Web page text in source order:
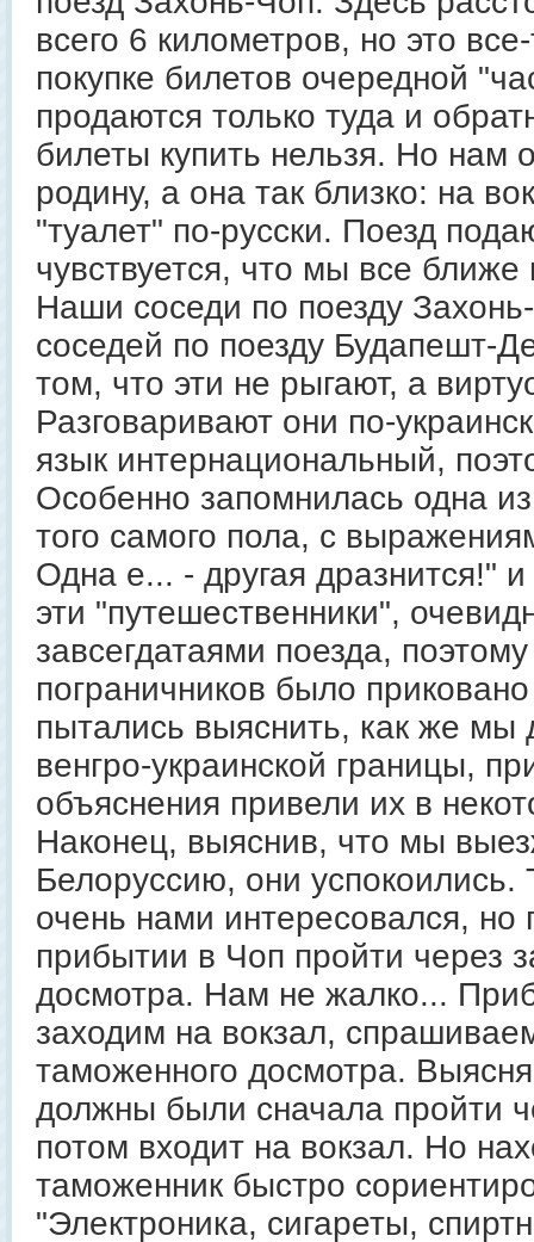
всего 6 километров, но это
покупке билетов очередной
продаются только туда и
билеты купить нельзя. Но нам
родину, а она так близко: на
"туалет" по-русски. Поезд
чувствуется, что мы все
Наши соседи по поезду
соседей по поезду Будапешт-
том, что эти не рыгают, а
Разговаривают они по-
язык интернациональный,
Особенно запомнилась одна
того самого пола, с
Одна е... - другая дразнится!"
эти "путешественники",
завсегдатаями поезда,
пограничников было
пытались выяснить, как же мы
венгро-украинской границы,
объяснения привели их в
Наконец, выяснив, что мы
Белоруссию, они успокоились.
очень нами интересовался, но
прибытии в Чоп пройти через
досмотра. Нам не жалко...
заходим на вокзал,
таможенного досмотра.
должны были сначала пройти
потом входит на вокзал. Но
таможенник быстро
"Электроника, сигареты,